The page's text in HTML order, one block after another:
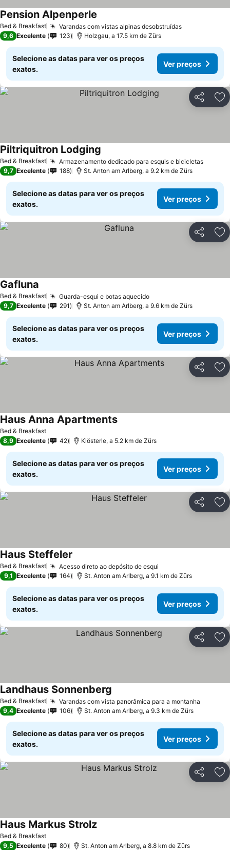
Bed & Breakfast Varandas com vistas alpinas desobstruídas
Pension Alpenperle
9,6 Excelente 123 Holzgau, a 17.5 km de Zürs
Selecione as datas para ver os preços
exatos.
Ver preços
Partilhar
Bed & Breakfast Armazenamento dedicado para esquis e bicicletas
Piltriquitron Lodging
9,7 Excelente 188 St. Anton am Arlberg, a 9.2 km de Zürs
Selecione as datas para ver os preços
exatos.
Ver preços
Partilhar
Bed & Breakfast Guarda-esqui e botas aquecido
Gafluna
9,7 Excelente 291 St. Anton am Arlberg, a 9.6 km de Zürs
Selecione as datas para ver os preços
exatos.
Ver preços
Partilhar
Bed & Breakfast
Haus Anna Apartments
8,9 Excelente 42 Klösterle, a 5.2 km de Zürs
Selecione as datas para ver os preços
exatos.
Ver preços
Partilhar
Bed & Breakfast Acesso direto ao depósito de esqui
Haus Steffeler
9,1 Excelente 164 St. Anton am Arlberg, a 9.1 km de Zürs
Selecione as datas para ver os preços
exatos.
Ver preços
Partilhar
Bed & Breakfast Varandas com vista panorâmica para a montanha
Landhaus Sonnenberg
9,4 Excelente 106 St. Anton am Arlberg, a 9.3 km de Zürs
Selecione as datas para ver os preços
exatos.
Ver preços
Partilhar
Bed & Breakfast
Haus Markus Strolz
9,5 Excelente 80 St. Anton am Arlberg, a 8.8 km de Zürs